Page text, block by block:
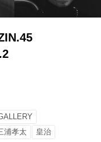
浦孝太
皇治